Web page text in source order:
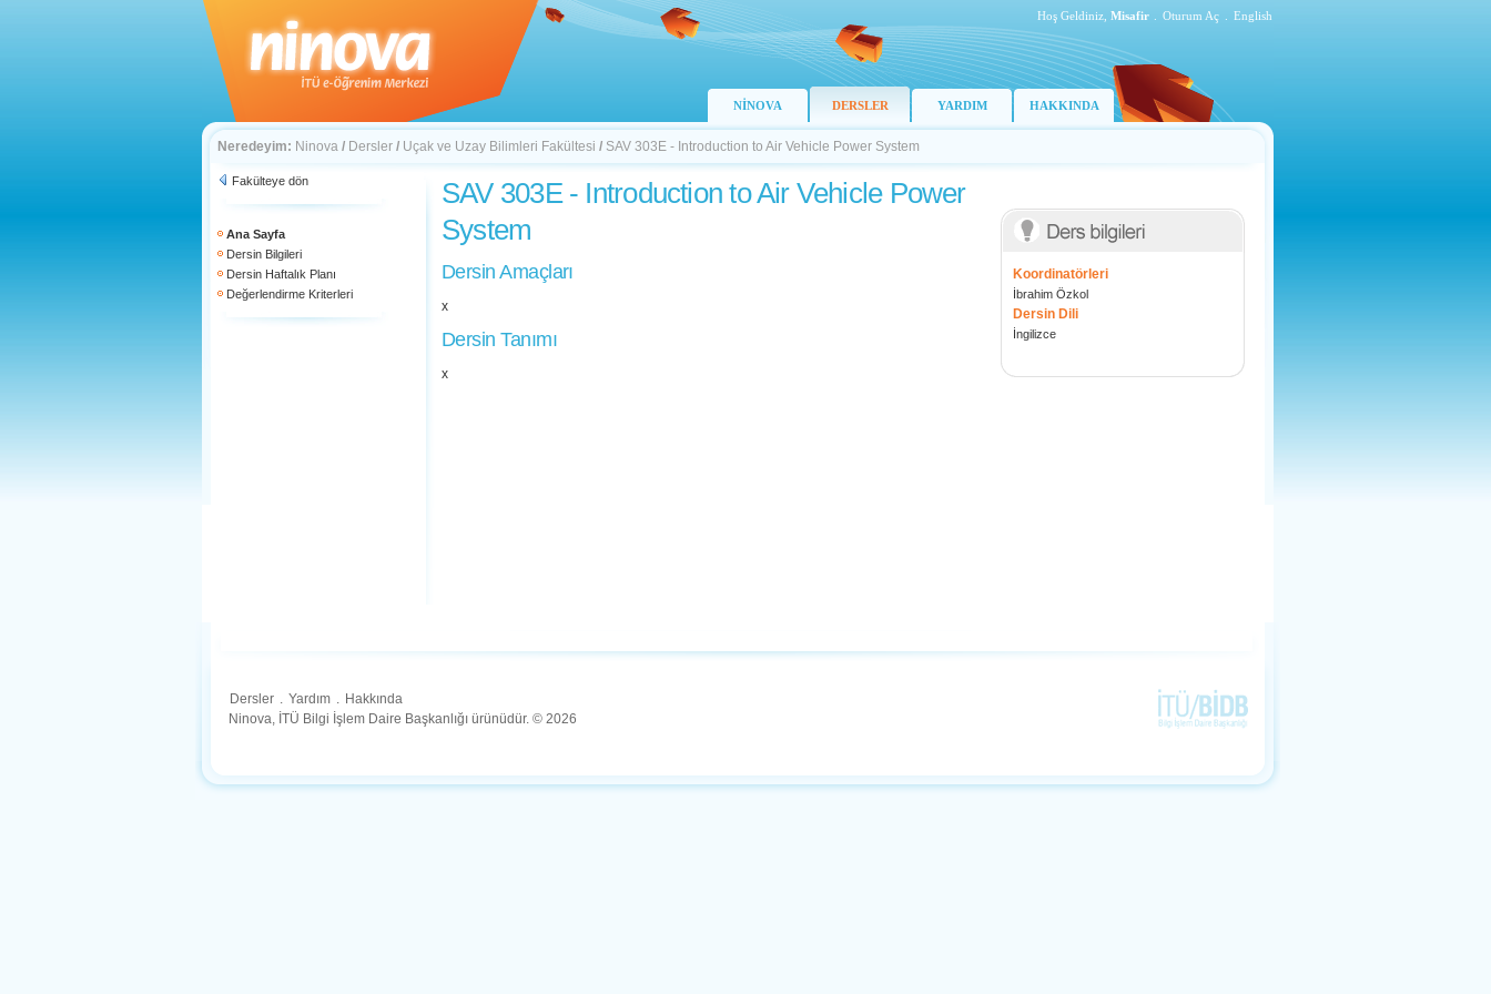
Hoş Geldiniz, Misafir Oturum Aç English
NİNOVA DERSLER YARDIM HAKKINDA
Neredeyim: Ninova / Dersler / Uçak ve Uzay Bilimleri Fakültesi / SAV 303E - Introduction to Air Vehicle Power System
Fakülteye dön
Ana Sayfa
Dersin Bilgileri
Dersin Haftalık Planı
Değerlendirme Kriterleri
SAV 303E - Introduction to Air Vehicle Power
System
Dersin Amaçları
x
Dersin Tanımı
x
Koordinatörleri
İbrahim Özkol
Dersin Dili
İngilizce
Dersler . Yardım . Hakkında
Ninova, İTÜ Bilgi İşlem Daire Başkanlığı ürünüdür. © 2026